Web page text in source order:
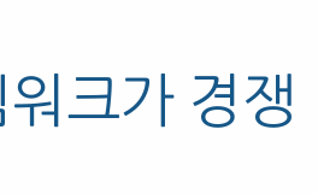
크가 경쟁